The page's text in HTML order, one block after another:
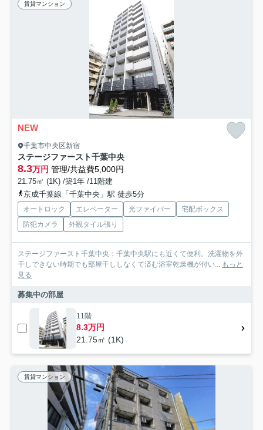
賃貸マンション
NEW
千葉市中央区新宿
ステージファースト千葉中央
8.3万円 管理/共益費5,000円
21.75㎡ (1K) /築1年 /11階建
京成千葉線「千葉中央」駅 徒歩5分
オートロック エレベーター 光ファイバー
宅配ボックス
防犯カメラ
外観タイル張り
ステージファースト千葉中央：千葉中央駅にも近くて便利。洗濯物を外
干しできない時期でも部屋干ししなくて済む浴室乾燥機が付い... もっと
見る
募集中の部屋
11階
8.3万円
21.75㎡ (1K)
賃貸マンション